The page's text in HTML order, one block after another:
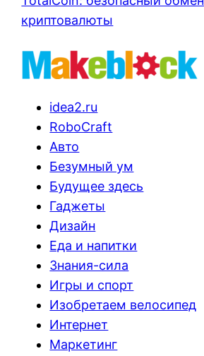
криптовалюты
idea2.ru
RoboCraft
Авто
Безумный ум
Будущее здесь
Гаджеты
Дизайн
Еда и напитки
Знания-сила
Игры и спорт
Изобретаем велосипед
Интернет
Маркетинг